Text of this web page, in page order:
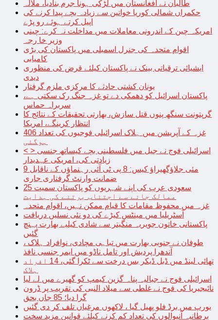
طالبان نے افغانستان میں لڑکی ہونا جرم بنادیا، ملالہ
حکمراں شمالی کوریا خواتین سے زیادہ بچے پیدا کرنے کی
اپیل کرتے ہوئے رو پڑے
امریکہ چین کے اندرونی معاملات میں مداخلت نہ کرے: چینی
وزیر خا رجہ
اقوام متحدہ کی جنرل اسمبلی میں پاکستان کی بڑی
کامیابی
ایشیائی ترقیاتی بینک نے پاکستان کیلئے قرض کی منظوری
دیدی
یونان کشتی حادثے کا مرکزی ملزم گرفتار
پاکستان اسرائیل کو دھمکی دے تو غزہ جنگ رک سکتی ہے،
سربراہ حماس
گرپتونت سنگھ پنوں قتل سازش، بھارتی تحقیقات کے نتائج کا
انتظار کرینگے، امریکا
غزہ کے آپریشن میں ہلاک اسرائیلی فوجیوں کی تعداد 406
ہوگئی
< > اسرائیلی فوج نے جیل میں فلسطینی بچے کیساتھ جنسی
زیادتی کی، امریکی عہدیدار
9 مئی جلاؤگھیراؤ کیس: 8 پی ٹی آئی رہنماؤں کے ناقابل
ضمانت وارنٹ گرفتاری جاری
سعودی عرب کی اپنے شہریوں کو پاکستان سمیت 25
ممالک جانے سے اجتناب برتنے کی ہدایت
غزہ میں محفوظ مقامات کا قیام ممکن نہیں، اقوام متحدہ
آسٹریلیا میں مینٹس کیڑے کی دو نئی نسلیں دریافت
پاکستانی خاتون جویریہ منگیتر سے شادی کیلیے بھارت پہنچ
گئیں
طوفان نے جنوبی بھارت میں تباہی مچادی، نوافراد ہلاک ،
آندھرا پردیش اور تامل ناڈو میں ایمر جنسی نافذ
تھائی لینڈ میں ڈبل ڈیکر بس درخت سے ٹکرا گئی، 14 افراد
ہلاک
اسرائیلی فوج نے جبالیہ پناہ گزین کیمپ کو گھیرے میں لے لیا
نائیجیریا کی فوج نے غلطی سے میلاد النبی کی تقریب پر ڈرون
گرا دیا؛ 85 جاں بحق
یورپ میں برڈ فلو پھیل گیا ، لاکھوں مرغیاں تلف کر دی گئیں
برطانیہ آنیوالوں کی تعداد کم کرنے کیلئے قوانین مزید سخت